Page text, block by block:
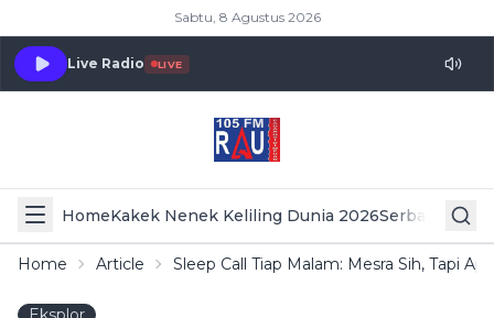
Sabtu, 8 Agustus 2026
Live Radio LIVE
HomeKakek Nenek Keliling Dunia 2026Serba Serbi
Home Article Sleep Call Tiap Malam: Mesra Sih, Tapi